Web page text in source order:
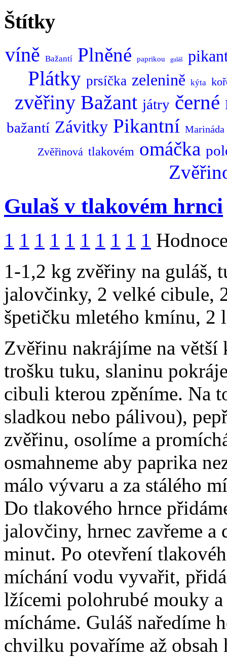
Štítky
víně Bažantí Plněné paprikou guláš
Plátky prsíčka zelenině kýta
zvěřiny Bažant játry černé
bažantí Závitky Pikantní Marináda
Zvěřinová tlakovém omáčka
Gulaš v tlakovém hrnci
1 1 1 1 1 1 1 1 1 1
1-1,2 kg zvěřiny na guláš,
jalovčinky, 2 velké cibule,
špetičku mletého kmínu, 2
Zvěřinu nakrájíme na větší
trošku tuku, slaninu
cibuli kterou zpěníme. Na
sladkou nebo pálivou),
zvěřinu, osolíme a
osmahneme aby paprika
málo vývaru a za stálého
Do tlakového hrnce
jalovčiny, hrnec zavřeme a
minut. Po otevření
míchání vodu vyvařit,
lžícemi polohrubé mouky
mícháme. Guláš naředíme
chvilku povaříme až obsah